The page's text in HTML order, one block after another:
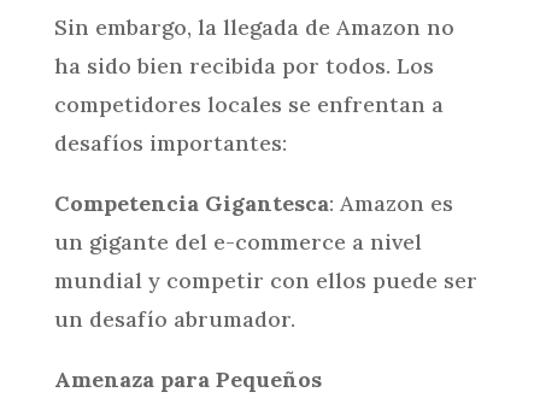
Sin embargo, la llegada de Amazon no
ha sido bien recibida por todos. Los
competidores locales se enfrentan a
desafíos importantes:
Competencia Gigantesca: Amazon es
un gigante del e-commerce a nivel
mundial y competir con ellos puede ser
un desafío abrumador.
Amenaza para Pequeños